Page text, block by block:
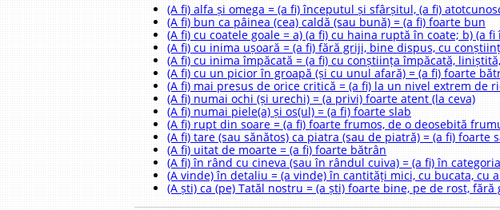
(A fi) alfa și omega = (a fi) începutul și sfârșitul, (a fi)
(A fi) bun ca pâinea (cea) caldă (sau bună) = (a fi) foarte bun
(A fi) cu coatele goale = a) (a fi) cu haina ruptă în coate; b) (a
(A fi) cu inima ușoară = (a fi) fără griji, bine dispus, cu
(A fi) cu inima împăcată = (a fi) cu conștiința împăcată,
(A fi) cu un picior în groapă (și cu unul afară) = (a fi) foarte
(A fi) mai presus de orice critică = (a fi) la un nivel extrem de
(A fi) numai ochi (și urechi) = (a privi) foarte atent (la ceva)
(A fi) numai piele(a) și os(ul) = (a fi) foarte slab
(A fi) rupt din soare = (a fi) foarte frumos, de o deosebită
(A fi) tare (sau sănătos) ca piatra (sau de piatră) = (a fi) foarte
(A fi) uitat de moarte = (a fi) foarte bătrân
(A fi) în rând cu cineva (sau în rândul cuiva) = (a fi) în
(A vinde) în detaliu = (a vinde) în cantități mici, cu bucata, cu
(A ști) ca (pe) Tatăl nostru = (a ști) foarte bine, pe de rost, fără